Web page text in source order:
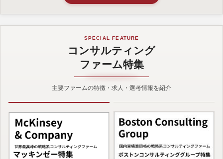
SPECIAL FEATURE
コンサルティング
ファーム特集
主要ファームの特徴・求人・選考情報を紹介